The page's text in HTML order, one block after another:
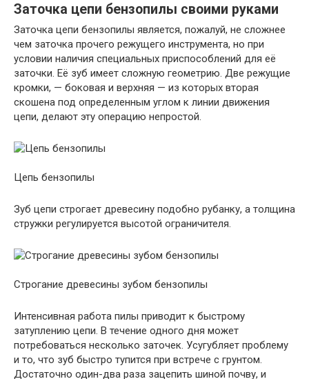
Заточка цепи бензопилы своими руками
Заточка цепи бензопилы является, пожалуй, не сложнее
чем заточка прочего режущего инструмента, но при
условии наличия специальных приспособлений для её
заточки. Её зуб имеет сложную геометрию. Две режущие
кромки, — боковая и верхняя — из которых вторая
скошена под определенным углом к линии движения
цепи, делают эту операцию непростой.
Цепь бензопилы
Зуб цепи строгает древесину подобно рубанку, а толщина
стружки регулируется высотой ограничителя.
Строгание древесины зубом бензопилы
Интенсивная работа пилы приводит к быстрому
затуплению цепи. В течение одного дня может
потребоваться несколько заточек. Усугубляет проблему
и то, что зуб быстро тупится при встрече с грунтом.
Достаточно один-два раза зацепить шиной почву, и